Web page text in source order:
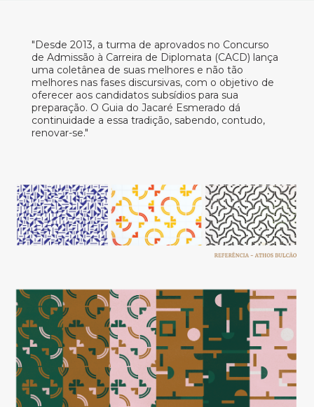
"Desde 2013, a turma de aprovados no Concurso
de Admissão à Carreira de Diplomata (CACD) lança
uma coletânea de suas melhores e não tão
melhores nas fases discursivas, com o objetivo de
oferecer aos candidatos subsídios para sua
preparação. O Guia do Jacaré Esmerado dá
continuidade a essa tradição, sabendo, contudo,
renovar-se."